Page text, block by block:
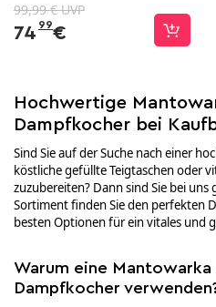
99,99 € UVP
74 99€
Hochwertige
Dampfkocher bei
Sind Sie auf der Suche nach einer
köstliche gefüllte Teigtaschen oder
zuzubereiten? Dann sind Sie bei
Sortiment finden Sie den perfekten
besten Optionen für ein vitales und
Warum eine Mantowarka
Dampfkocher